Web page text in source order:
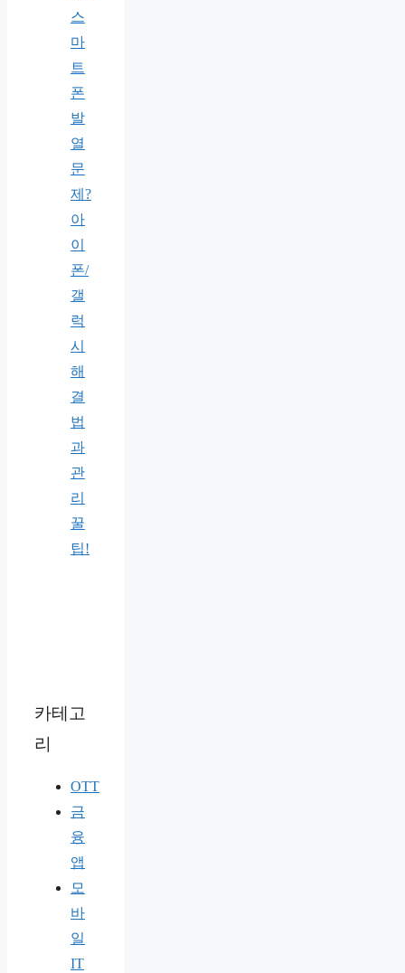
스
마
트
폰
발
열
문
제?
아
이
폰/
갤
럭
시
해
결
법
과
관
리
꿀
팁!
카테고
리
OTT
금
융
앱
모
바
일
IT